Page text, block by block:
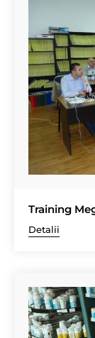
Training
Detalii